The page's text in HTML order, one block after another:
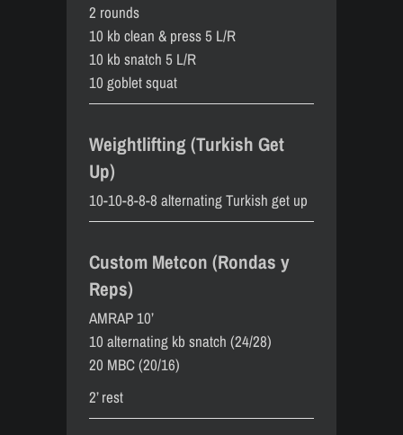
2 rounds
10 kb clean & press 5 L/R
10 kb snatch 5 L/R
10 goblet squat
Weightlifting (Turkish Get
Up)
10-10-8-8-8 alternating Turkish get up
Custom Metcon (Rondas y
Reps)
AMRAP 10’
10 alternating kb snatch (24/28)
20 MBC (20/16)
2’ rest